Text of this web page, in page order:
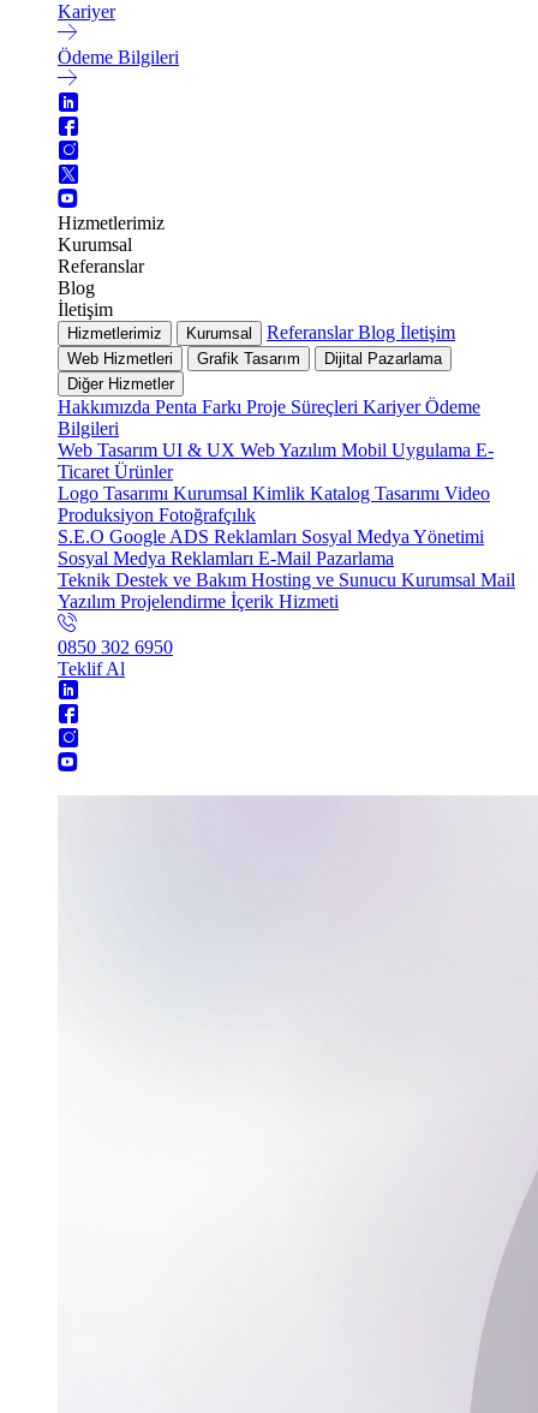
Kariyer
Ödeme Bilgileri
Hizmetlerimiz
Kurumsal
Referanslar
Blog
İletişim
Hizmetlerimiz Kurumsal ReferanslarBlog İletişim
Web Hizmetleri Grafik Tasarım
Dijital Pazarlama
Diğer Hizmetler
Hakkımızda Penta Farkı Proje Süreçleri KariyerÖdeme
Bilgileri
Web Tasarım UI & UX Web Yazılım Mobil Uygulama E-
Ticaret Ürünler
Logo Tasarımı Kurumsal Kimlik Katalog Tasarımı Video
Produksiyon Fotoğrafçılık
S.E.O Google ADS Reklamları Sosyal Medya Yönetimi
Sosyal Medya Reklamları E-Mail Pazarlama
Teknik Destek ve Bakım Hosting ve Sunucu Kurumsal Mail
Yazılım Projelendirme İçerik Hizmeti
0850 302 6950
Teklif Al